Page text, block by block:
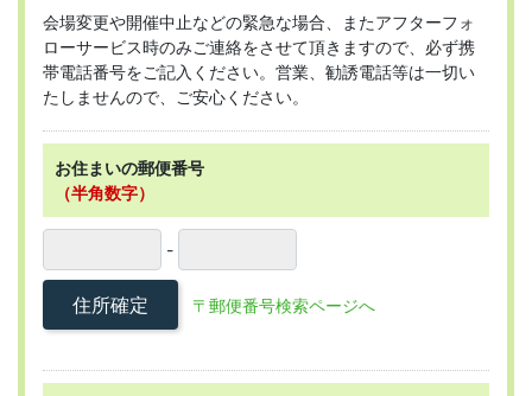
会場変更や開催中止などの緊急な場合、またアフターフォ
ローサービス時のみご連絡をさせて頂きますので、必ず携
帯電話番号をご記入ください。営業、勧誘電話等は一切い
たしませんので、ご安心ください。
お住まいの郵便番号
（半角数字）
-
住所確定 〒郵便番号検索ページへ